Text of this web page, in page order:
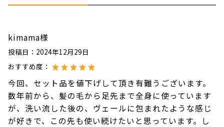
kimama様
投稿日： 2024年12月29日
おすすめ度：
今回、セット品を値下げして頂き有難うございます。
数年前から、髪の毛から足先まで全身に使っています
が、洗い流した後の、ヴェールに包まれたような感じ
が好きで、この先も使い続けたいと思っています。し